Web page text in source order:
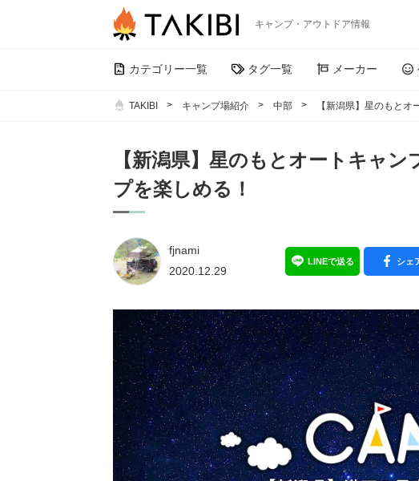
キャンプ・アウトドア情報
カテゴリー一覧 タグ一覧 メーカー
TAKIBI キャンプ場紹介 中部 【新潟県】星のもと
【新潟県】星のもとオートキャ
プを楽しめる！
fjnami
2020.12.29
LINEで送る シェ